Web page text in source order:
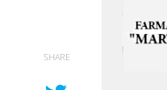
SHARE